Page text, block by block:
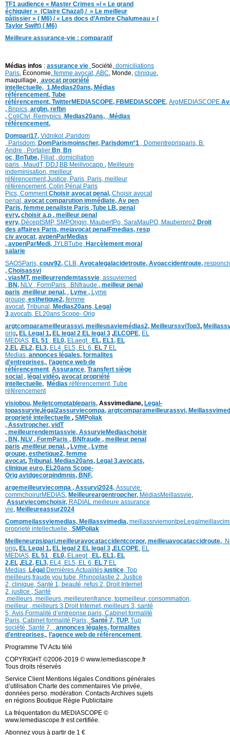
TF1 audience « Master Crimes »/ « Le grand
échiquier » (Claire Chazal) / » Le meilleur
pâtissier » ( M6) / « Les docs d’Ambre Chalumeau » (
Taylor Swift) ( M6)
Meilleure assurance-vie : comparatif
Médias infos : assurance vie, Société, domiciliations
Paris, Économie, femme avocat, ABC, Monde, clinique,
maquillage, avocat propriété
intellectuelle, 1,Medias20ans, Médias
référencement, Tube
référencement, TwitterMEDIASCOPE, FBMEDIASCOPE, ArgMEDIASCOPE
, Bnpics, argbn, refbn
, ColiCIvi, Remypics ,Medias20ans, , Médias
référencement,
Dompari17, Vidnikol ,Paridom
, Parisdom, DomParismoinscher, Parisdomn°1 , Domentreprisparis, B.
Andre , Portalier Bn, Bn
oc, BnTube, Filiat, domiciliation
paris , MaudT, DDJ,BB Meillvocapp , Meilleure
indeminisation, meilleur
référencement,Justice, Paris, Paris, meilleur
référencement, Colin,Pénal Paris
Pics, CommentChoisir avocat penal, Choisir avocat
penal, avocat comparution immédiate, Av pen
Paris, femme penaliste Paris ,Tube LB, penal
evry, choisir a.p , meilleur penal
evry, DéceptSMP, SMPOrigin, MaubertPo, SaraMauPO, Mauberpro2 Droit
des affaires Paris, meiavocat penalFmedias, resp
civ avocat, avpenParMedias
, avpenParMedi, JYLBTube, Harcèlement moral
salarie
SAOSParis, couv92, CLB, Avocalegalacidetroute, Avoaccidentroute,
, Choisassvi
, viasMT, meilleurrendemtassvie, assuviemed
, BN, NLV , FormParis , BNfraude , meilleur penal
paris ,meilleur penal, , Lyme , Lyme
groupe, esthetique2, femme
avocat, Tribunal, Medias20ans, Legal
3,avocats, EL20ans Scope- Orig
argtcomparameilleurassvi, meilleusaviemédias2, MeilleurssviTop3,
orig, EL Legal 1, EL legal 2 EL legal 3 ,ELCOPE, EL
MEDIAS, EL 51 , EL0, ELaegt , EL, EL1, EL
2,EL ,EL2, EL3, EL4, EL5, EL 6, EL 7 EL
Medias, annonces légales, formalites
d’entreprises,, l’agence web de
référencement, Assurance, Transfert siège
social , légal vidéo, avocat propriété
intellectuelle, Médias référencement, Tube
référencement
visiobou, Meiletcomptableparis, Assvimediane, Legal-
topassurvie, légal2assurviecompa, argtcomparameilleurassvi,
proprieté intellectuelle , SMPoliak
, Assvtropcher, vidT
, meilleurrendemtassvie, AssurvieMediaschoisir
, BN, NLV , FormParis , BNfraude , meilleur penal
paris ,meilleur penal, , Lyme , Lyme
groupe, esthetique2, femme
avocat, Tribunal, Medias20ans, Legal 3,avocats,
clinique euro, EL20ans Scope-
Orig avtdgecorpindmnis, BNF,
argemeilleurviecompa , Assurvi2024, Assurvie:
commchoirurMEDIAS, Meilleureargentropcher, MédiasMeillassvie,
Assurviecomchoisir, RADIAL meilleure assurance
vie, Meilleureassur2024
Compmeilassviemedias, Meillassvimedia, meillassrviemontpe
proprieté intellectuelle , SMPoliak
Meilleneurpsipari,meilleuravocataccidentcorpor, meilleuavocataccidroute,
orig, EL Legal 1, EL legal 2 EL legal 3 ,ELCOPE, EL
MEDIAS, EL 51 , EL0, ELaegt , EL, EL1, EL
2,EL ,EL2, EL3, EL4, EL5, EL 6, EL 7 EL
Medias, Légal Dernières Actualités,justice, Top
meilleurs,fraude you tube, Rhinoplastie 2, Justice
2, clinique, Santé 1, beauté, refus 2, Droit Internet
2, justice , Santé
,meilleurs, meilleurs, meilleurenfrance, topmeilleur, consommation,
meilleur , meilleurs 3,Droit Internet, meilleurs 3, santé
5, Avis,Formalité d’entreprise paris, Cabinet formalité
Paris, Cabinet formalité Paris, Santé 7, TUP, Tup
société, Santé 7, , annonces légales, formalites
d’entreprises,, l’agence web de référencement,
Programme TV Actu télé
COPYRIGHT ©2006-2019 © www.lemediascope.fr
Tous droits réservés
Service Client Mentions légales Conditions générales
d’utilisation Charte des commentaires Vie privée,
données perso. modération. Contacts Archives sujets
en régions Boutique Régie Publicitaire
La fréquentation du MEDIASCOPE ©
www.lemediascope.fr est certifiée.
Abonnez vous à partir de 1 €